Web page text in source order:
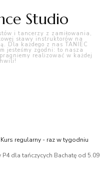
Studio
i tancerzy z zamiłowania,
sławy instruktorów na
Dla każdego z nas TANIEC
jesteśmy zgodni: to nasza
realizować w każdej
Kurs regularny - raz w tygodniu
dla tańczycych Bachatę od 5.09